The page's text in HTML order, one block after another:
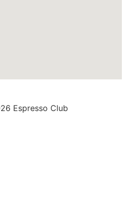
© 2026 Espresso Club